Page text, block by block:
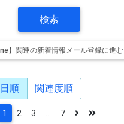
検索
】関連の新着情報メール登録に進む
順 関連度順
1 2 3 7